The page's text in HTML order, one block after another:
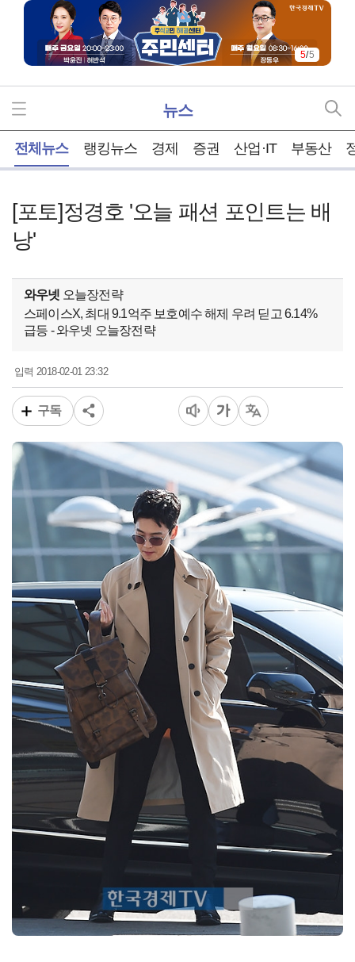
5/5
뉴스
전체뉴스 랭킹뉴스 경제 증권 산업·IT 부동산
[포토]정경호 '오늘 패션 포인트는 배
낭'
와우넷 오늘장전략
스페이스X, 최대 9.1억주 보호예수 해제 우려 딛고 6.14%
급등 - 와우넷 오늘장전략
입력2018-02-01 23:32
구독